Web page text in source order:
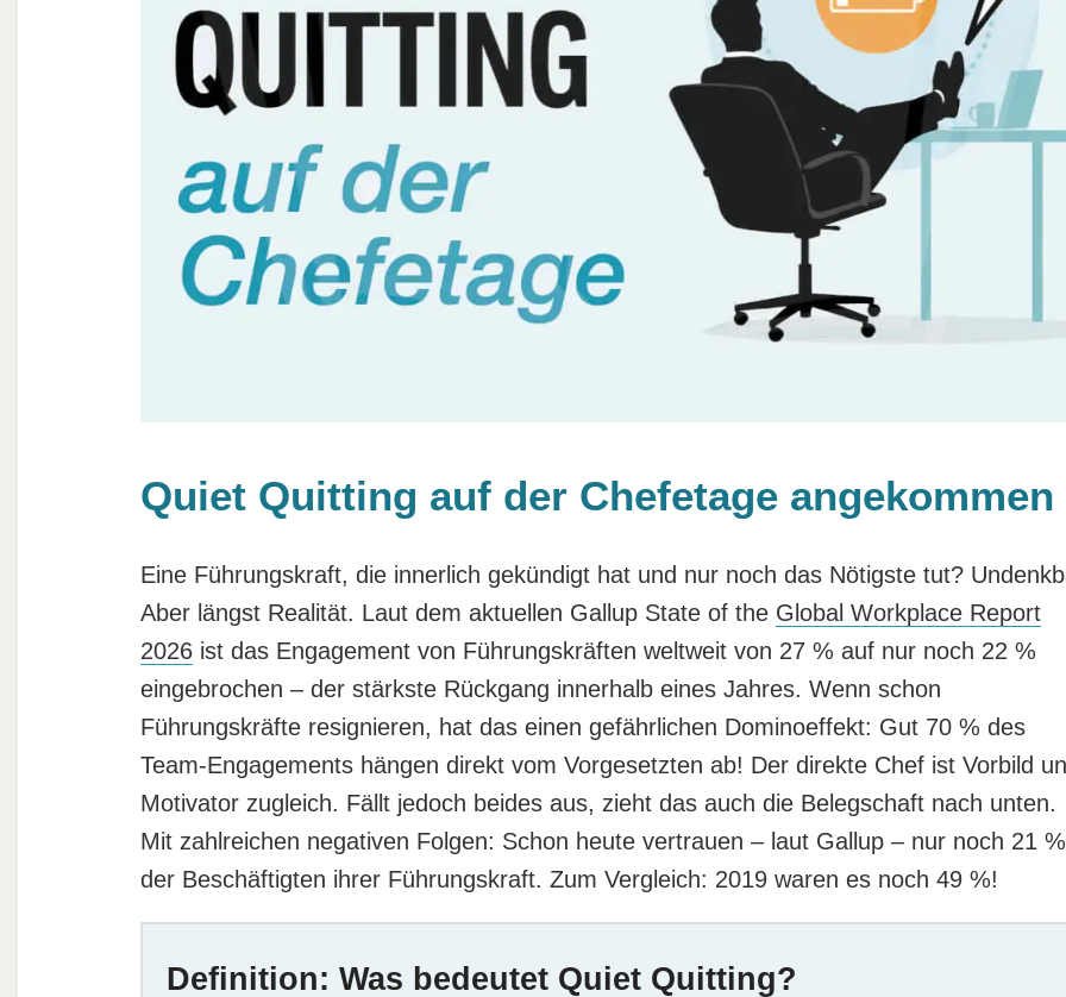
Quiet Quitting auf der Chefetage angekommen
Eine Führungskraft, die innerlich gekündigt hat und nur noch das Nötigste tut?
Aber längst Realität. Laut dem aktuellen Gallup State of the Global Workplace Report
2026ist das Engagement von Führungskräften weltweit von 27 % auf nur noch 22 %
eingebrochen – der stärkste Rückgang innerhalb eines Jahres. Wenn schon
Führungskräfte resignieren, hat das einen gefährlichen Dominoeffekt: Gut 70 % des
Team-Engagements hängen direkt vom Vorgesetzten ab! Der direkte Chef ist Vorbild
Motivator zugleich. Fällt jedoch beides aus, zieht das auch die Belegschaft nach unten.
Mit zahlreichen negativen Folgen: Schon heute vertrauen – laut Gallup – nur noch 21 %
der Beschäftigten ihrer Führungskraft. Zum Vergleich: 2019 waren es noch 49 %!
Definition: Was bedeutet Quiet Quitting?